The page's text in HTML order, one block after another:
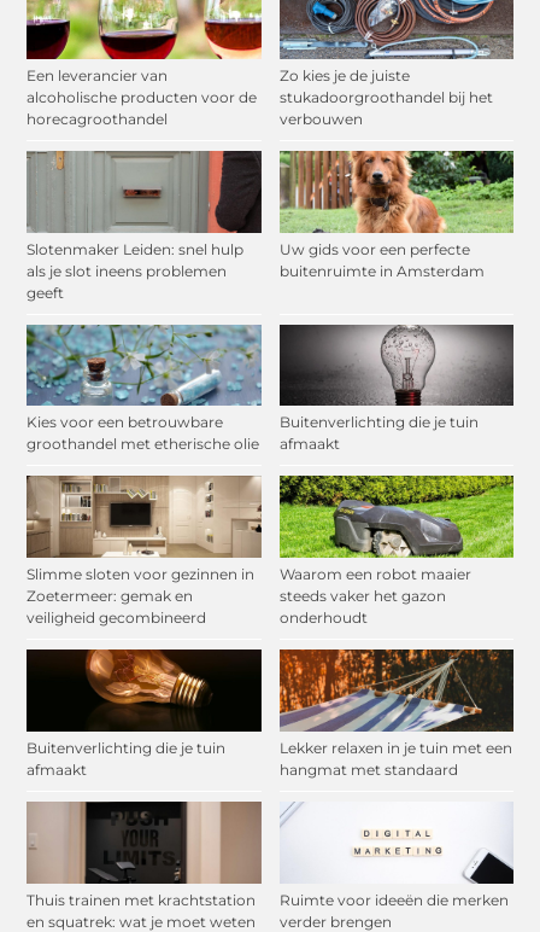
Een leverancier van
alcoholische producten voor de
horecagroothandel
Zo kies je de juiste
stukadoorgroothandel bij het
verbouwen
Slotenmaker Leiden: snel hulp
als je slot ineens problemen
geeft
Uw gids voor een perfecte
buitenruimte in Amsterdam
Kies voor een betrouwbare
groothandel met etherische olie
Buitenverlichting die je tuin
afmaakt
Slimme sloten voor gezinnen in
Zoetermeer: gemak en
veiligheid gecombineerd
Waarom een robot maaier
steeds vaker het gazon
onderhoudt
Buitenverlichting die je tuin
afmaakt
Lekker relaxen in je tuin met een
hangmat met standaard
Thuis trainen met krachtstation
en squatrek: wat je moet weten
Ruimte voor ideeën die merken
verder brengen